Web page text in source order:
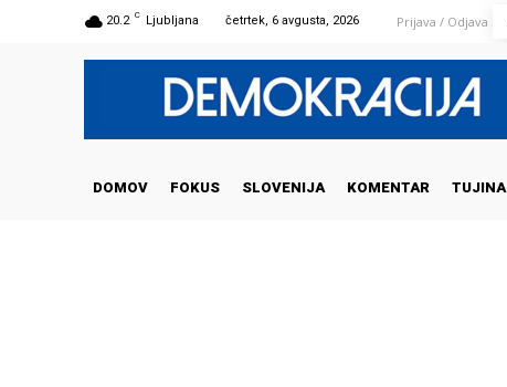
20.2 C Ljubljana četrtek, 6 avgusta, 2026 Prijava / Odjava
DOMOV FOKUS SLOVENIJA KOMENTAR TUJINA